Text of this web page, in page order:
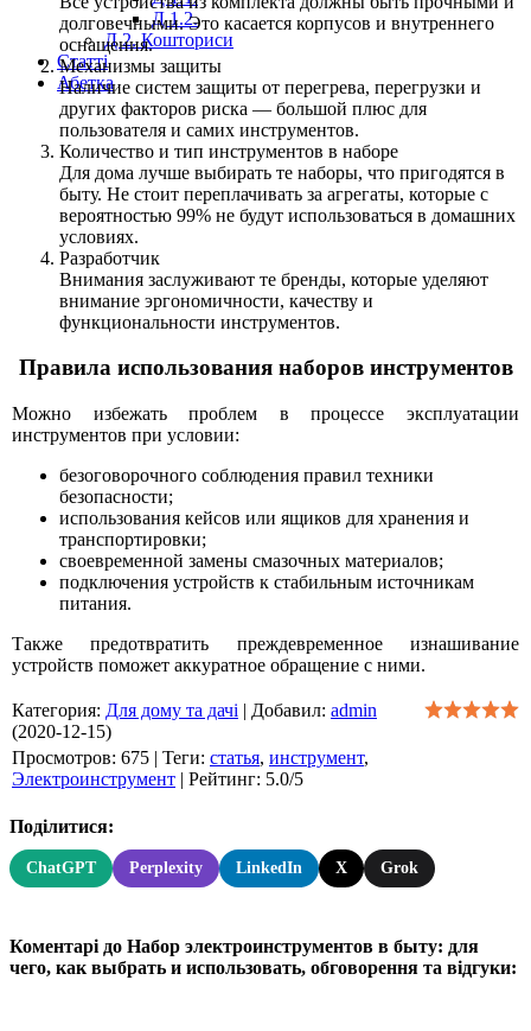
Д 1.2.
Д 2. Кошториси
Статті
Абетка
долговечными. Это касается корпусов и внутреннего
оснащения.
Механизмы защиты
Наличие систем защиты от перегрева, перегрузки и
других факторов риска — большой плюс для
пользователя и самих инструментов.
Количество и тип инструментов в наборе
Для дома лучше выбирать те наборы, что пригодятся в
быту. Не стоит переплачивать за агрегаты, которые с
вероятностью 99% не будут использоваться в домашних
условиях.
Разработчик
Внимания заслуживают те бренды, которые уделяют
внимание эргономичности, качеству и
функциональности инструментов.
Правила использования наборов инструментов
Можно избежать проблем в процессе эксплуатации
инструментов при условии:
безоговорочного соблюдения правил техники
безопасности;
использования кейсов или ящиков для хранения и
транспортировки;
своевременной замены смазочных материалов;
подключения устройств к стабильным источникам
питания.
Также предотвратить преждевременное изнашивание
устройств поможет аккуратное обращение с ними.
Категория: Для дому та дачі | Добавил: admin
(2020-12-15)
Просмотров: 675 | Теги: статья, инструмент,
Электроинструмент | Рейтинг: 5.0/5
Поділитися:
ChatGPT Perplexity LinkedIn X Grok
Коментарі до Набор электроинструментов в быту: для
чего, как выбрать и использовать, обговорення та відгуки: